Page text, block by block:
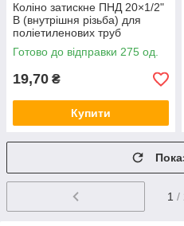
Коліно затискне ПНД 20×1/2"
В (внутрішня різьба) для
поліетиленових труб
SantehPlast Україна
Готово до відправки 275 од.
19,70 ₴
Купити
1 /